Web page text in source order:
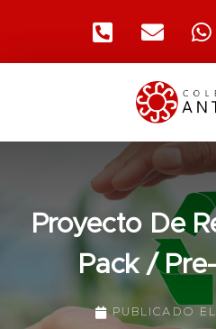
Proyecto De
Pack /
PUBLICADO EL